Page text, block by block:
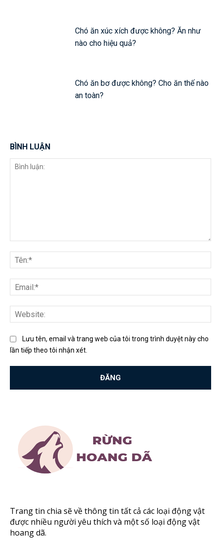
Chó ăn xúc xích được không? Ăn như
nào cho hiệu quả?
Chó ăn bơ được không? Cho ăn thế nào
an toàn?
BÌNH LUẬN
luận:
Lưu tên, email và trang web của tôi trong trình duyệt này cho
lần tiếp theo tôi nhận xét.
Trang tin chia sẽ về thông tin tất cả các loại động vật
được nhiều người yêu thích và một số loại động vật
hoang dã.